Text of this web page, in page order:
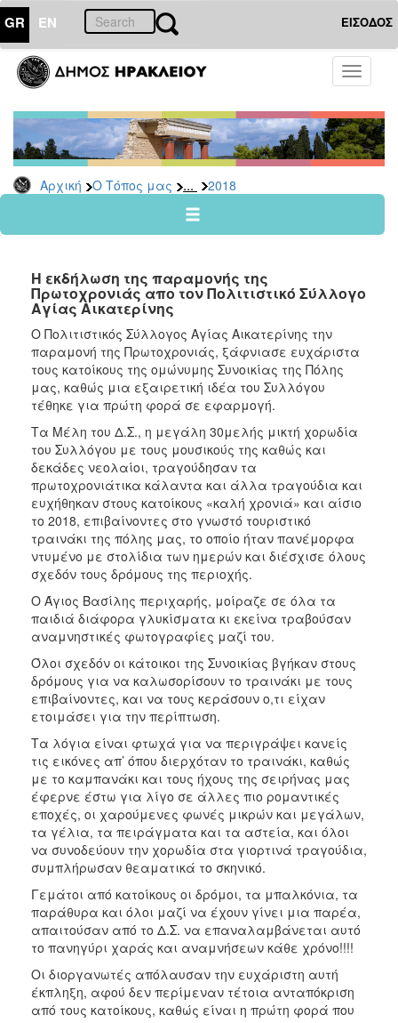
GR EN ΕΙΣΟΔΟΣ
Toggle
Αρχική Ο Τόπος μας ... 2018
ΤΟΠΟΣ
ΜΑΣ
Ανακοινώσεις
Αρχείο
2026
2024
2022
2021
2020
2019
2018
2016
2015
2012
2011
ΔΗΜΟΣ
ΠΟΛΙΤΙΣΜΟΣ
ΑΝΘΕΚΤΙΚΗ
ΠΟΛΗ
Η εκδήλωση της παραμονής της
Πρωτοχρονιάς απο τον Πολιτιστικό Σύλλογο
Αγίας Αικατερίνης
Ο Πολιτιστικός Σύλλογος Αγίας Αικατερίνης την
παραμονή της Πρωτοχρονιάς, ξάφνιασε ευχάριστα
τους κατοίκους της ομώνυμης Συνοικίας της Πόλης
μας, καθώς μια εξαιρετική ιδέα του Συλλόγου
τέθηκε για πρώτη φορά σε εφαρμογή.
Τα Μέλη του Δ.Σ., η μεγάλη 30μελής μικτή χορωδία
του Συλλόγου με τους μουσικούς της καθώς και
δεκάδες νεολαίοι, τραγούδησαν τα
πρωτοχρονιάτικα κάλαντα και άλλα τραγούδια και
ευχήθηκαν στους κατοίκους «καλή χρονιά» και αίσιο
το 2018, επιβαίνοντες στο γνωστό τουριστικό
τραινάκι της πόλης μας, το οποίο ήταν πανέμορφα
ντυμένο με στολίδια των ημερών και διέσχισε όλους
σχεδόν τους δρόμους της περιοχής.
Ο Άγιος Βασίλης περιχαρής, μοίραζε σε όλα τα
παιδιά διάφορα γλυκίσματα κι εκείνα τραβούσαν
αναμνηστικές φωτογραφίες μαζί του.
Όλοι σχεδόν οι κάτοικοι της Συνοικίας βγήκαν στους
δρόμους για να καλωσορίσουν το τραινάκι με τους
επιβαίνοντες, και να τους κεράσουν ο,τι είχαν
ετοιμάσει για την περίπτωση.
Τα λόγια είναι φτωχά για να περιγράψει κανείς
τις εικόνες απ’ όπου διερχόταν το τραινάκι, καθώς
με το καμπανάκι και τους ήχους της σειρήνας μας
έφερνε έστω για λίγο σε άλλες πιο ρομαντικές
εποχές, οι χαρούμενες φωνές μικρών και μεγάλων,
τα γέλια, τα πειράγματα και τα αστεία, και όλοι
να συνοδεύουν την χορωδία στα γιορτινά τραγούδια,
συμπλήρωσαν θεαματικά το σκηνικό.
Γεμάτοι από κατοίκους οι δρόμοι, τα μπαλκόνια, τα
παράθυρα και όλοι μαζί να έχουν γίνει μια παρέα,
απαιτούσαν από το Δ.Σ. να επαναλαμβάνεται αυτό
το πανηγύρι χαράς και αναμνήσεων κάθε χρόνο!!!!
Οι διοργανωτές απόλαυσαν την ευχάριστη αυτή
έκπληξη, αφού δεν περίμεναν τέτοια ανταπόκριση
από τους κατοίκους, καθώς είναι η πρώτη φορά που